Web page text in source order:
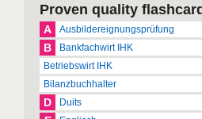
Proven quality
A Ausbildereignungsprüfung
B
Bankfachwirt IHK
Betriebswirt IHK
Bilanzbuchhalter
D Duits